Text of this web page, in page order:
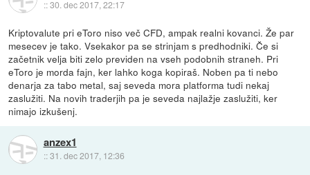
::30. dec 2017, 22:17
Kriptovalute pri eToro niso več CFD, ampak realni kovanci. Že par
mesecev je tako. Vsekakor pa se strinjam s predhodniki. Če si
začetnik velja biti zelo previden na vseh podobnih straneh. Pri
eToro je morda fajn, ker lahko koga kopiraš. Noben pa ti nebo
denarja za tabo metal, saj seveda mora platforma tudi nekaj
zaslužiti. Na novih traderjih pa je seveda najlažje zaslužiti, ker
nimajo izkušenj.
anzex1
::31. dec 2017, 12:36